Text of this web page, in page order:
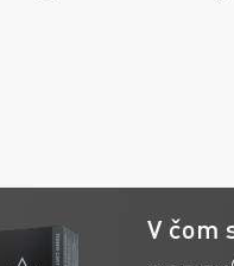
V čom